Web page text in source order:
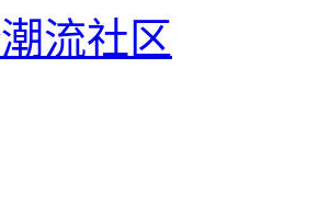
流社区